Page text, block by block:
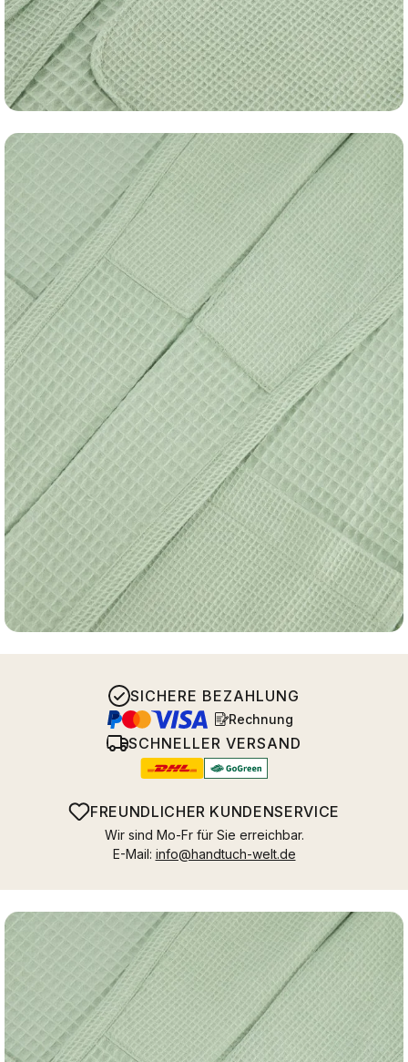
SICHERE BEZAHLUNG
Rechnung
SCHNELLER VERSAND
FREUNDLICHER KUNDENSERVICE
Wir sind Mo-Fr für Sie erreichbar.
E-Mail: info@handtuch-welt.de